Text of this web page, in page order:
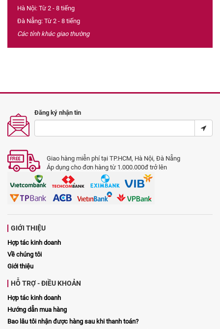
Hà Nội: Từ 2 - 8 tiếng
Đà Nẵng: Từ 2 - 8 tiếng
Các tỉnh khác giao thường
Đăng ký nhận tin
Giao hàng miễn phí tại TP.HCM, Hà Nội, Đà Nẵng
Áp dụng cho đơn hàng từ 1.000.000đ trở lên
GIỚI THIỆU
Hợp tác kinh doanh
Về chúng tôi
Giới thiệu
HỖ TRỢ - ĐIỀU KHOẢN
Hợp tác kinh doanh
Hướng dẫn mua hàng
Bao lâu tôi nhận được hàng sau khi thanh toán?